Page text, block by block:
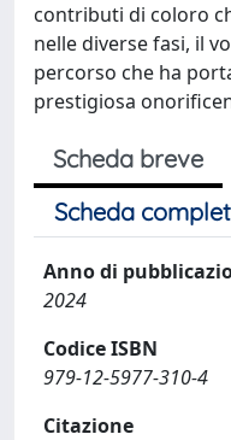
contributi di coloro
nelle diverse fasi, il
percorso che ha
prestigiosa
Scheda breve
Scheda
Anno di
2024
Codice ISBN
979-12-5977-310-4
Citazione